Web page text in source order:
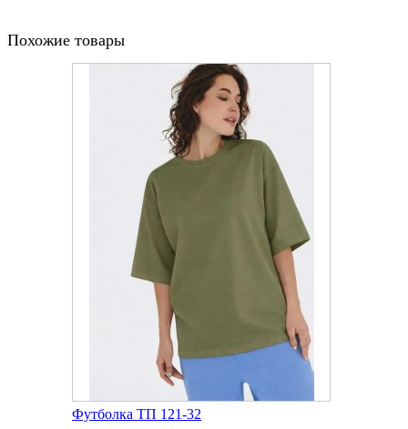
Похожие товары
Футболка ТП 121-32